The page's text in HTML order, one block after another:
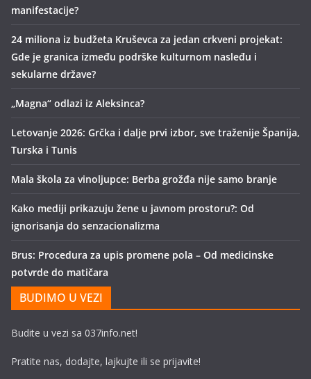
manifestacije?
24 miliona iz budžeta Kruševca za jedan crkveni projekat:
Gde je granica između podrške kulturnom nasleđu i
sekularne države?
„Magna“ odlazi iz Aleksinca?
Letovanje 2026: Grčka i dalje prvi izbor, sve traženije Španija,
Turska i Tunis
Mala škola za vinoljupce: Berba grožđa nije samo branje
Kako mediji prikazuju žene u javnom prostoru?: Od
ignorisanja do senzacionalizma
Brus: Procedura za upis promene pola – Od medicinske
potvrde do matičara
BUDIMO U VEZI
Budite u vezi sa 037info.net!
Pratite nas, dodajte, lajkujte ili se prijavite!